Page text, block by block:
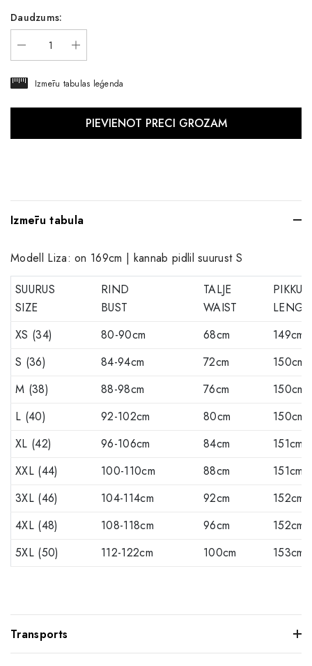
Daudzums:
Izmēru tabulas leģenda
Izmēru tabula
Modell Liza: on 169cm | kannab pidlil suurust S
SUURUS
SIZE
RIND
BUST
TALJE
WAIST
PIKKUS
XS (34)
80-90cm 68cm
149cm
S (36)
84-94cm 72cm
150cm
M (38)
88-98cm 76cm
150cm
L (40)
92-102cm 80cm
150cm
XL (42)
96-106cm 84cm
151cm
XXL (44)
100-110cm 88cm
151cm
3XL (46)
104-114cm 92cm
152cm
4XL (48)
108-118cm 96cm
152cm
5XL (50)
112-122cm 100cm 153cm
Transports